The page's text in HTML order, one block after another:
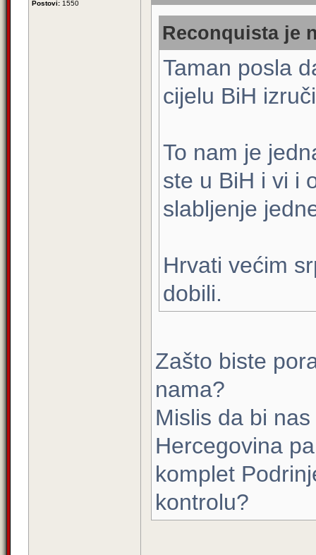
Postovi: 1550
Reconquista je
Taman posla
cijelu BiH
To nam je
ste u BiH i vi i
slabljenje
Hrvati većim
dobili.
Zašto biste
nama?
Mislis da bi
Hercegovina
komplet
kontrolu?